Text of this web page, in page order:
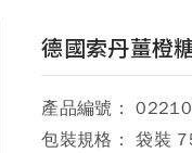
德國索丹薑橙
產品編號：
包裝規格： 袋裝